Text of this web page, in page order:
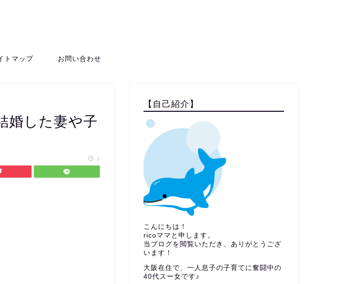
トマップ お問い合わせ
婚した妻や子
/
【自己紹介】
こんにちは！
ricoママと申します。
当ブログを閲覧いただき、ありがとうござ
います！
大阪在住で、一人息子の子育てに奮闘中の
40代スー女です♪